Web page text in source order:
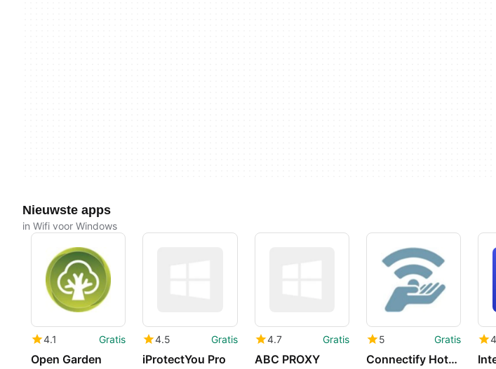
Nieuwste apps
in Wifi voor Windows
4.1 Gratis
Open Garden
4.5 Gratis
iProtectYou Pro
4.7 Gratis
ABC PROXY
5 Gratis
Connectify Hotspot